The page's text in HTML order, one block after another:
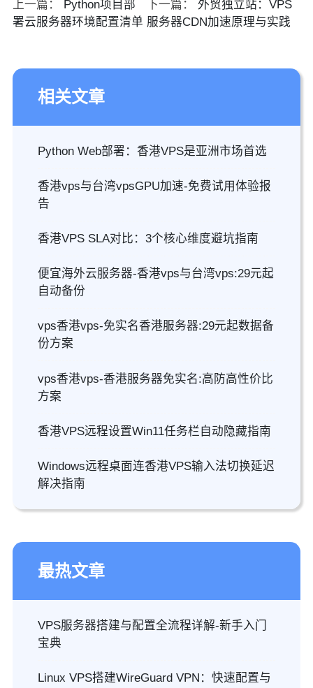
上一篇：
Python项目部
署云服务器环境配置清单
下一篇：
外贸独立站：VPS
服务器CDN加速原理与实践
相关文章
Python Web部署：香港VPS是亚洲市场首选
香港vps与台湾vpsGPU加速-免费试用体验报
告
香港VPS SLA对比：3个核心维度避坑指南
便宜海外云服务器-香港vps与台湾vps:29元起
自动备份
vps香港vps-免实名香港服务器:29元起数据备
份方案
vps香港vps-香港服务器免实名:高防高性价比
方案
香港VPS远程设置Win11任务栏自动隐藏指南
Windows远程桌面连香港VPS输入法切换延迟
解决指南
最热文章
VPS服务器搭建与配置全流程详解-新手入门
宝典
Linux VPS搭建WireGuard VPN：快速配置与